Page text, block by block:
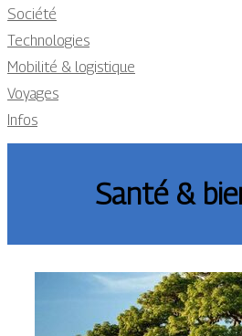
Société
Technologies
Mobilité & logistique
Voyages
Infos
Santé &